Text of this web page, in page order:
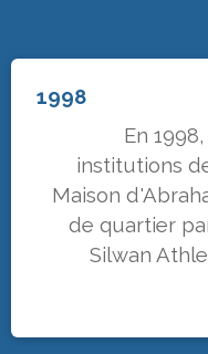
1998
En
institutions
Maison
de quartier
Silwan